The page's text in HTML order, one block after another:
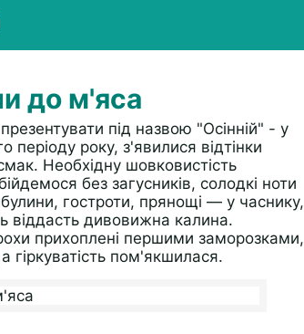
до м'яса
під назвою "Осінній" - у
періоду року, з'явилися відтінки
Необхідну шовковистість
без загусників, солодкі ноти
гостроти, прянощі — у часнику,
віддасть дивовижна калина.
прихоплені першими заморозками,
гіркуватість пом'якшилася.